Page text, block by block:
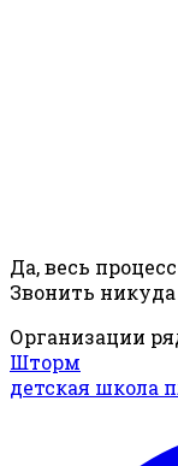
Да, весь
Звонить
Организации
Шторм
детская школа